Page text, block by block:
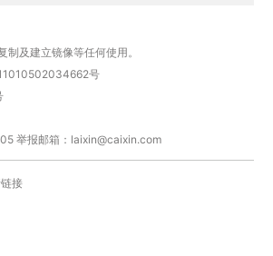
及建立镜像等任何使用。
号
举报邮箱：laixin@caixin.com
接